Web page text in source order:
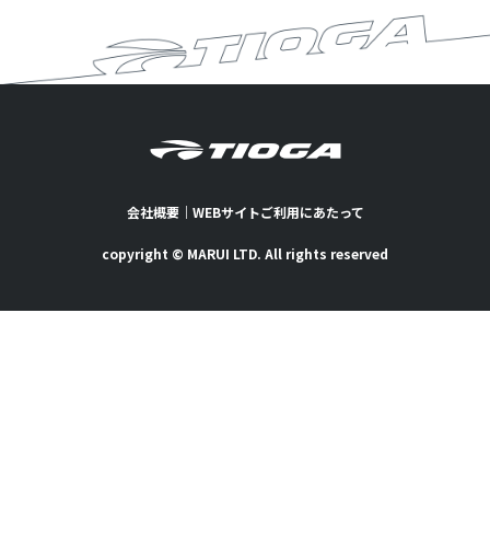
会社概要｜ WEBサイトご利用にあたって
copyright © MARUI LTD. All rights reserved